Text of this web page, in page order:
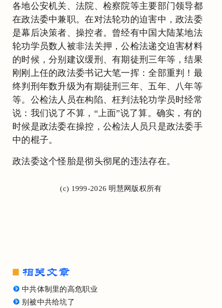
各地公安机关、法院、检察院等主要部门领导都
在政法委中兼职。在对法轮功的迫害中，政法委
是幕后决策者、操控者。曾经有中国大陆某地法
轮功学员数人被非法关押，公检法递交迫害材料
的时候，分别建议缓刑、有期徒刑三年等，结果
刚刚上任的政法委书记大笔一挥：全部重判！最
终判刑年数升级为有期徒刑三年、五年、八年等
等。公检法人员在构陷、枉判法轮功学员时经常
说：我们说了不算，“上面”说了算。确实，有的
时候是政法委在操控，公检法人员只是政法委手
中的棍子。
政法委这个怪胎是彻头彻尾的违法存在。
(c) 1999-2026 明慧网版权所有
中共体制里的高危职业
别被中共给坑了